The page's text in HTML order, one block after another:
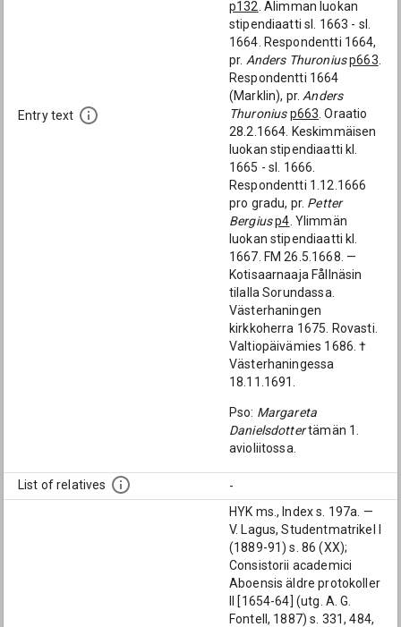
Entry text
p132 . Alimman luokan
stipendiaatti sl. 1663 - sl.
1664. Respondentti 1664,
pr. Anders Thuroniusp663
Respondentti 1664
(Marklin), pr. Anders
Thuronius p663 . Oraatio
28.2.1664. Keskimmäisen
luokan stipendiaatti kl.
1665 - sl. 1666.
Respondentti 1.12.1666
pro gradu, pr. Petter
Bergiusp4 . Ylimmän
luokan stipendiaatti kl.
1667. FM 26.5.1668. —
Kotisaarnaaja Fållnäsin
tilalla Sorundassa.
Västerhaningen
kirkkoherra 1675. Rovasti.
Valtiopäivämies 1686. †
Västerhaningessa
18.11.1691.
Pso: Margareta
Danielsdottertämän 1.
avioliitossa.
List of relatives -
HYK ms., Index s. 197a. —
V. Lagus, Studentmatrikel I
(1889-91) s. 86 (XX);
Consistorii academici
Aboensis äldre protokoller
II [1654-64] (utg. A. G.
Fontell, 1887) s. 331, 484,